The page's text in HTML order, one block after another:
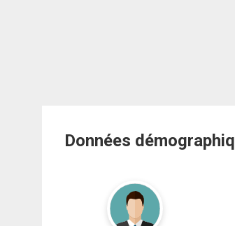
Données